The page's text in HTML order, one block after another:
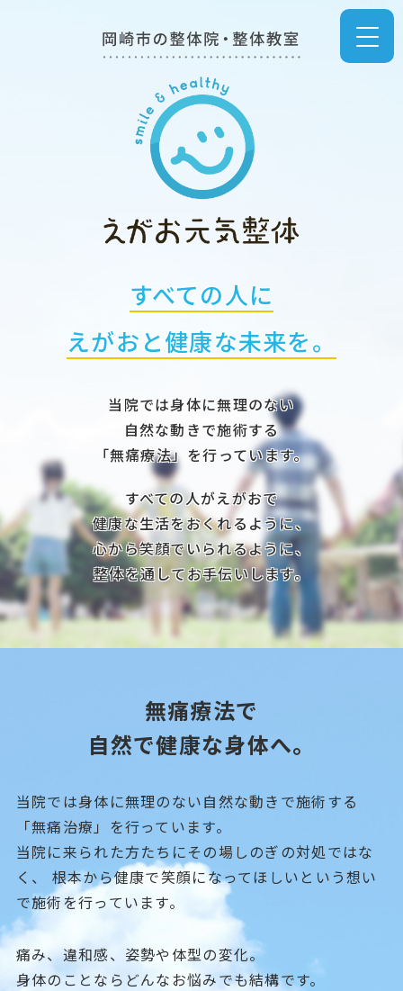
すべての人に
えがおと健康な未来を。
当院では身体に無理のない
自然な動きで施術する
「無痛療法」を行っています。
すべての人がえがおで
健康な生活をおくれるように、
心から笑顔でいられるように、
整体を通してお手伝いします。
無痛療法で
自然で健康な身体へ。
当院では身体に無理のない自然な動きで施術する
「無痛治療」を行っています。
当院に来られた方たちにその場しのぎの対処ではな
く、
根本から健康で笑顔になってほしいという想い
で施術を行っています。
痛み、違和感、姿勢や体型の変化。
身体のことならどんなお悩みでも結構です。